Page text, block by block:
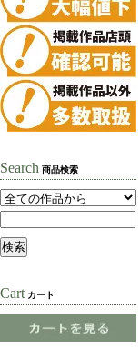
Search 商品検索
Cart カート